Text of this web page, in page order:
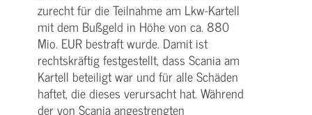
zurecht für die Teilnahme am Lkw-Kartell
mit dem Bußgeld in Höhe von ca. 880
Mio. EUR bestraft wurde. Damit ist
rechtskräftig festgestellt, dass Scania am
Kartell beteiligt war und für alle Schäden
haftet, die dieses verursacht hat. Während
der von Scania angestrengten